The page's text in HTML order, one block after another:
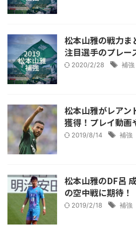
松本山雅の戦力ま
注目選手のプレー
2020/2/28 補強
松本山雅がレアン
獲得！プレイ動画
2019/8/14 補強
松本山雅のDF呂
の空中戦に期待！
2019/2/18 補強